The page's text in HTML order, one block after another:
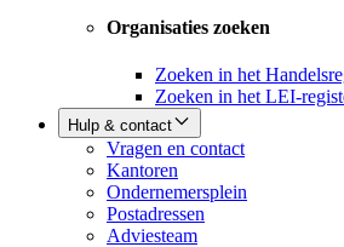
Organisaties zoeken
Zoeken in het
Zoeken in het LEI-
Hulp & contact
Vragen en contact
Kantoren
Ondernemersplein
Postadressen
Adviesteam